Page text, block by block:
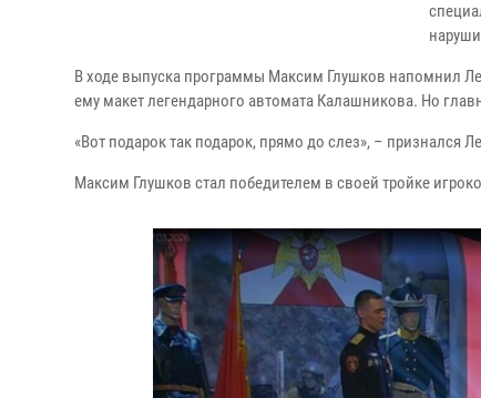
В ходе выпуска программы Максим Глушков напомнил
ему макет легендарного автомата Калашникова. Но
«Вот подарок так подарок, прямо до слез», – признался
Максим Глушков стал победителем в своей тройке